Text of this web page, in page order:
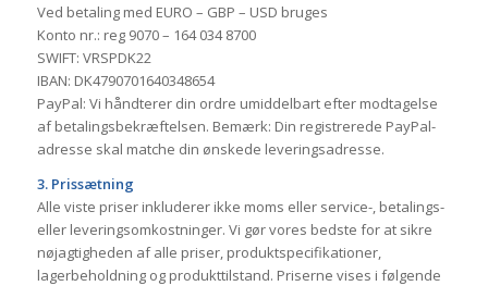
Ved betaling med EURO – GBP – USD bruges
Konto nr.: reg 9070 – 164 034 8700
SWIFT: VRSPDK22
IBAN: DK4790701640348654
PayPal: Vi håndterer din ordre umiddelbart efter modtagelse
af betalingsbekræftelsen. Bemærk: Din registrerede PayPal-
adresse skal matche din ønskede leveringsadresse.
3. Prissætning
Alle viste priser inkluderer ikke moms eller service-, betalings-
eller leveringsomkostninger. Vi gør vores bedste for at sikre
nøjagtigheden af alle priser, produktspecifikationer,
lagerbeholdning og produkttilstand. Priserne vises i følgende